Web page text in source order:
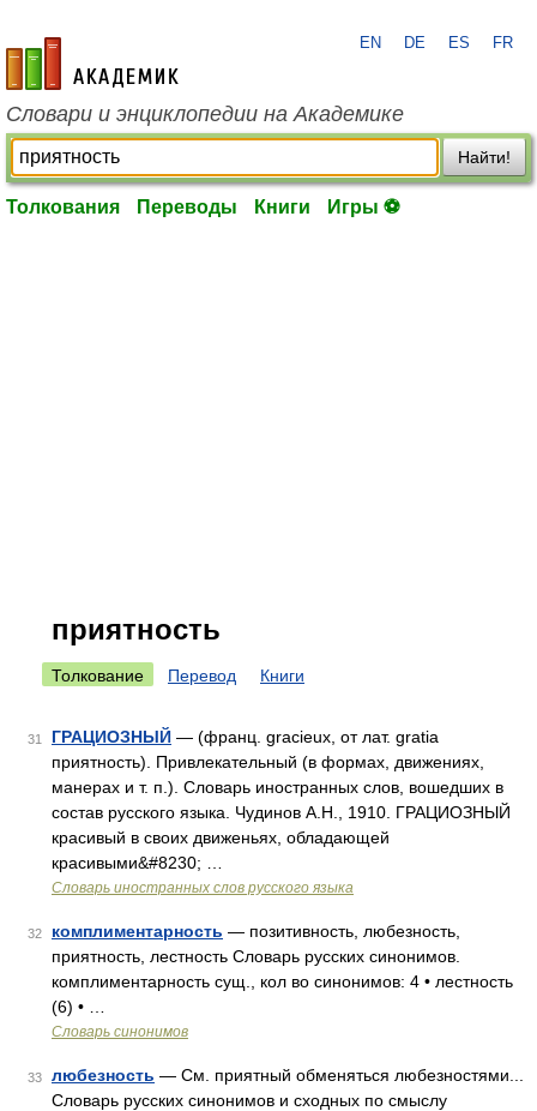
academic.ru
EN DE ES FR
Словари и энциклопедии на Академике
Найти!
Толкования Переводы Книги Игры ⚽
приятность
Толкование Перевод Книги
31 ГРАЦИОЗНЫЙ — (франц. gracieux, от лат. gratia
приятность). Привлекательный (в формах, движениях,
манерах и т. п.). Словарь иностранных слов, вошедших в
состав русского языка. Чудинов А.Н., 1910. ГРАЦИОЗНЫЙ
красивый в своих движеньях, обладающей
красивыми&#8230; …
Словарь иностранных слов русского языка
32 комплиментарность — позитивность, любезность,
приятность, лестность Словарь русских синонимов.
комплиментарность сущ., кол во синонимов: 4 • лестность
(6) • …
Словарь синонимов
33 любезность — См. приятный обменяться любезностями...
Словарь русских синонимов и сходных по смыслу